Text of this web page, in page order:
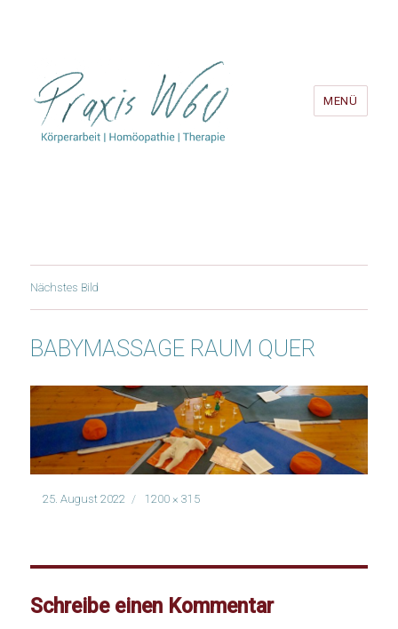
MENÜ
Nächstes Bild
BABYMASSAGE RAUM QUER
Veröffentlicht
25. August 2022
Volle
1200 × 315
Schreibe einen Kommentar